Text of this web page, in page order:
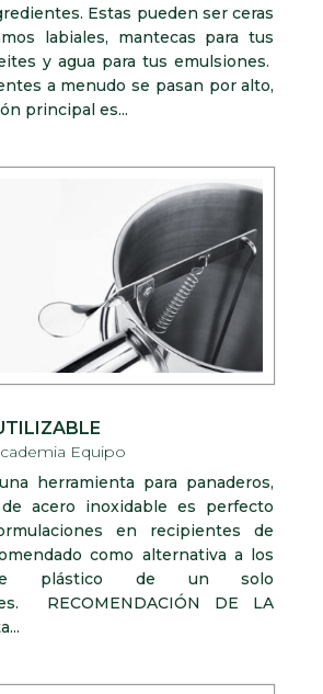
Estas pueden ser ceras
labiales, mantecas para tus
y agua para tus emulsiones.
a menudo se pasan por alto,
principal es...
Equipo
herramienta para panaderos,
acero inoxidable es perfecto
en recipientes de
como alternativa a los
plástico de un solo
RECOMENDACIÓN DE LA